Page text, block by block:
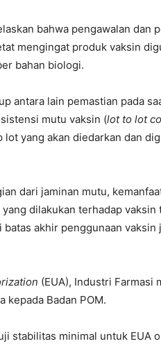
bahwa pengawalan dan
mengingat produk vaksin
bahan biologi.
antara lain pemastian pada
mutu vaksin (lot to lot
yang akan diedarkan dan
dari jaminan mutu,
dilakukan terhadap vaksin
akhir penggunaan vaksin
(EUA), Industri Farmasi
kepada Badan POM.
stabilitas minimal untuk EUA